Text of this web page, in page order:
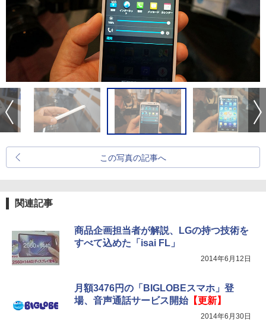
この写真の記事へ
関連記事
商品企画担当者が解説、LGの持つ技術を
すべて込めた「isai FL」
2014年6月12日
月額3476円の「BIGLOBEスマホ」登
場、音声通話サービス開始【更新】
2014年6月30日